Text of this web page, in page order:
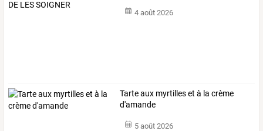
4 août 2026
Tarte aux myrtilles et à la crème
d'amande
5 août 2026